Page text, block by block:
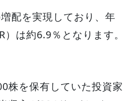
配を実現しており、年
は約6.9％となります。
株を保有していた投資家